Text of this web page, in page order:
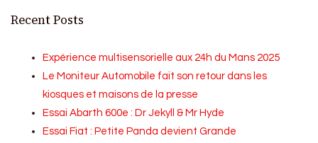
Recent Posts
Expérience multisensorielle aux 24h du Mans 2025
Le Moniteur Automobile fait son retour dans les
kiosques et maisons de la presse
Essai Abarth 600e : Dr Jekyll & Mr Hyde
Essai Fiat : Petite Panda devient Grande